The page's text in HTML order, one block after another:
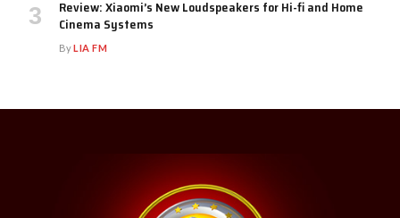
Review: Xiaomi’s New Loudspeakers for Hi-fi and Home
Cinema Systems
ByLIA FM